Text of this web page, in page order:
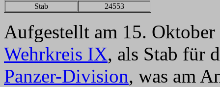
Stab
24553
Aufgestellt am 15.
Wehrkreis IX, als Stab für
Panzer-Division, was am